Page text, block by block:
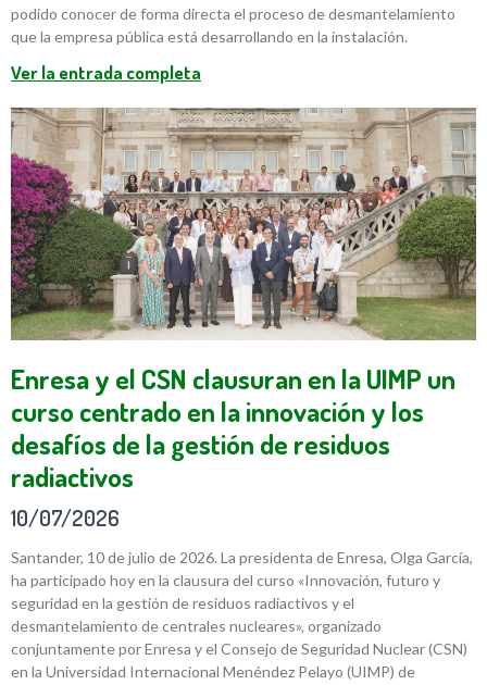
podido conocer de forma directa el proceso de desmantelamiento
que la empresa pública está desarrollando en la instalación.
Ver la entrada completa
Enresa y el CSN clausuran en la UIMP un
curso centrado en la innovación y los
desafíos de la gestión de residuos
radiactivos
10/07/2026
Santander, 10 de julio de 2026. La presidenta de Enresa, Olga García,
ha participado hoy en la clausura del curso «Innovación, futuro y
seguridad en la gestión de residuos radiactivos y el
desmantelamiento de centrales nucleares», organizado
conjuntamente por Enresa y el Consejo de Seguridad Nuclear (CSN)
en la Universidad Internacional Menéndez Pelayo (UIMP) de